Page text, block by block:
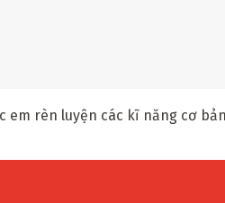
rèn luyện các kĩ năng cơ